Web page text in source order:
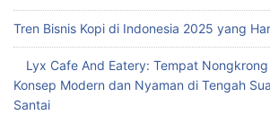
Tren Bisnis Kopi di Indonesia 2025 yang
Lyx Cafe And Eatery: Tempat
Konsep Modern dan Nyaman di Tengah
Santai